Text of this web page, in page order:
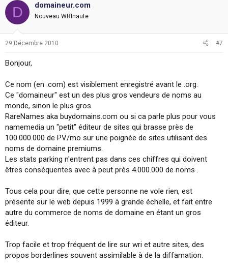
D domaineur.com
Nouveau WRInaute
29 Décembre 2010 #7
Bonjour,
Ce nom (en .com) est visiblement enregistré avant le .org.
Ce "domaineur" est un des plus gros vendeurs de noms au
monde, sinon le plus gros.
RareNames aka buydomains.com ou si ca parle plus pour vous
namemedia un "petit" éditeur de sites qui brasse près de
100.000.000 de PV/mo sur une poignée de sites utilisant des
noms de domaine premiums.
Les stats parking n'entrent pas dans ces chiffres qui doivent
êtres conséquentes avec à peut près 4.000.000 de noms .
Tous cela pour dire, que cette personne ne vole rien, est
présente sur le web depuis 1999 à grande échelle, et fait entre
autre du commerce de noms de domaine en étant un gros
éditeur.
Trop facile et trop fréquent de lire sur wri et autre sites, des
propos borderlines souvent assimilable à de la diffamation.